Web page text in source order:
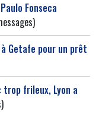
Fonseca
Getafe pour un prêt
trop frileux, Lyon a